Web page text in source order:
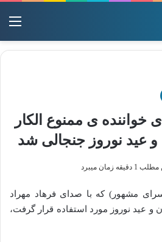
ی خواننده ی ممنوع‌ الکار
عید نوروز جنجالی شد
زمان میبرد
مشهور) که با صدای فرهاد مهراد
و عید نوروز مورد استفاده قرار گرفت،